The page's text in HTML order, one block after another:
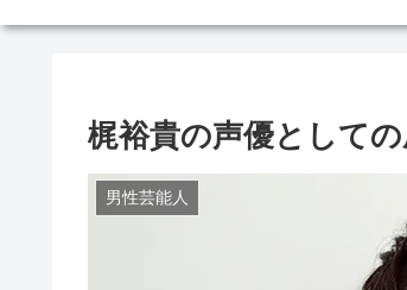
梶裕貴の声優として
男性芸能人